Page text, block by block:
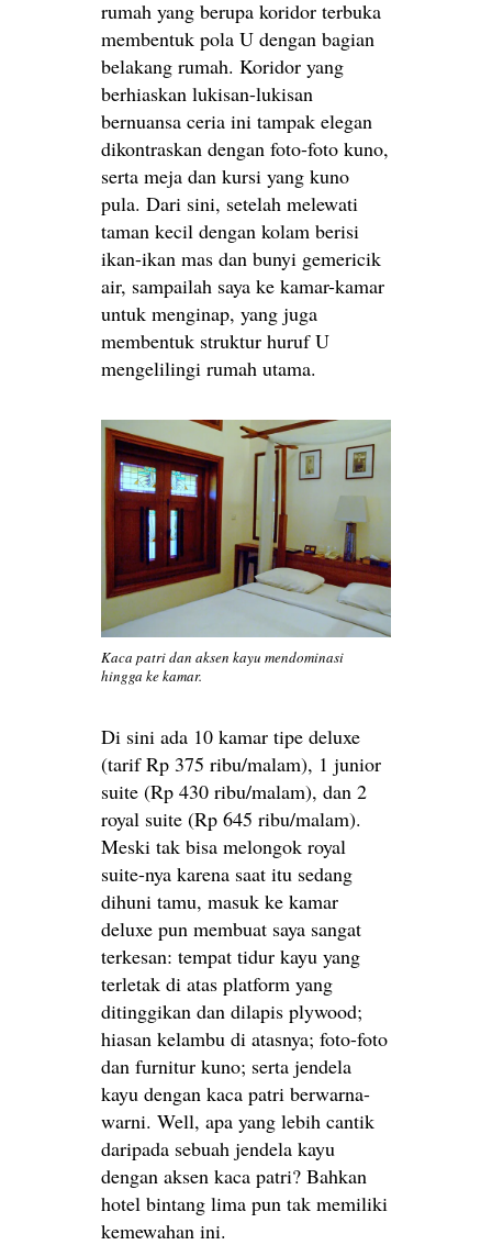
rumah yang berupa koridor terbuka
membentuk pola U dengan bagian
belakang rumah. Koridor yang
berhiaskan lukisan-lukisan
bernuansa ceria ini tampak elegan
dikontraskan dengan foto-foto kuno,
serta meja dan kursi yang kuno
pula. Dari sini, setelah melewati
taman kecil dengan kolam berisi
ikan-ikan mas dan bunyi gemericik
air, sampailah saya ke kamar-kamar
untuk menginap, yang juga
membentuk struktur huruf U
mengelilingi rumah utama.
Kaca patri dan aksen kayu mendominasi
hingga ke kamar.
Di sini ada 10 kamar tipe deluxe
(tarif Rp 375 ribu/malam), 1 junior
suite (Rp 430 ribu/malam), dan 2
royal suite (Rp 645 ribu/malam).
Meski tak bisa melongok royal
suite-nya karena saat itu sedang
dihuni tamu, masuk ke kamar
deluxe pun membuat saya sangat
terkesan: tempat tidur kayu yang
terletak di atas platform yang
ditinggikan dan dilapis plywood;
hiasan kelambu di atasnya; foto-foto
dan furnitur kuno; serta jendela
kayu dengan kaca patri berwarna-
warni. Well, apa yang lebih cantik
daripada sebuah jendela kayu
dengan aksen kaca patri? Bahkan
hotel bintang lima pun tak memiliki
kemewahan ini.